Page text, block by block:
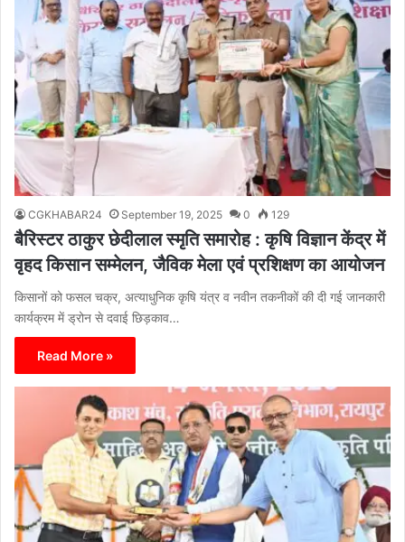
CGKHABAR24 September 19, 2025 0 129
बैरिस्टर ठाकुर छेदीलाल स्मृति समारोह : कृषि विज्ञान केंद्र में
वृहद किसान सम्मेलन, जैविक मेला एवं प्रशिक्षण का आयोजन
किसानों को फसल चक्र, अत्याधुनिक कृषि यंत्र व नवीन तकनीकों की दी गई जानकारी
कार्यक्रम में ड्रोन से दवाई छिड़काव…
Read More »